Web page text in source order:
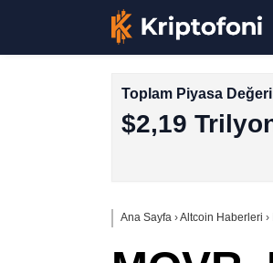
Toplam Piyasa Değeri
$2,19
Ana Sayfa ›Altcoin Haberleri ›